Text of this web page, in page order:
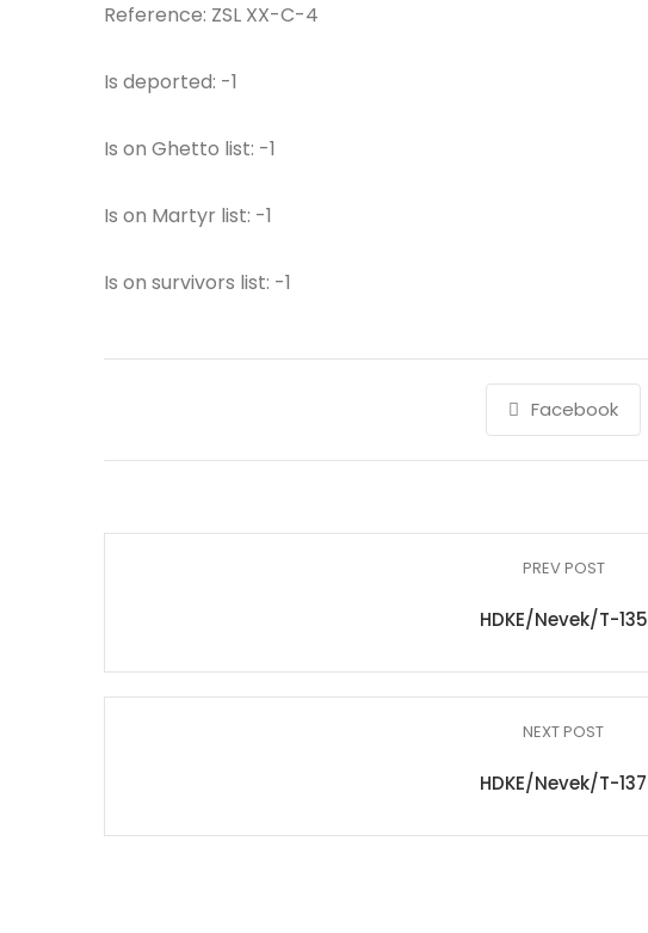
Reference: ZSL XX-C-4
Is deported: -1
Is on Ghetto list: -1
Is on Martyr list: -1
Is on survivors list: -1
Facebook
PREV POST
HDKE/Nevek/T-135
NEXT POST
HDKE/Nevek/T-137